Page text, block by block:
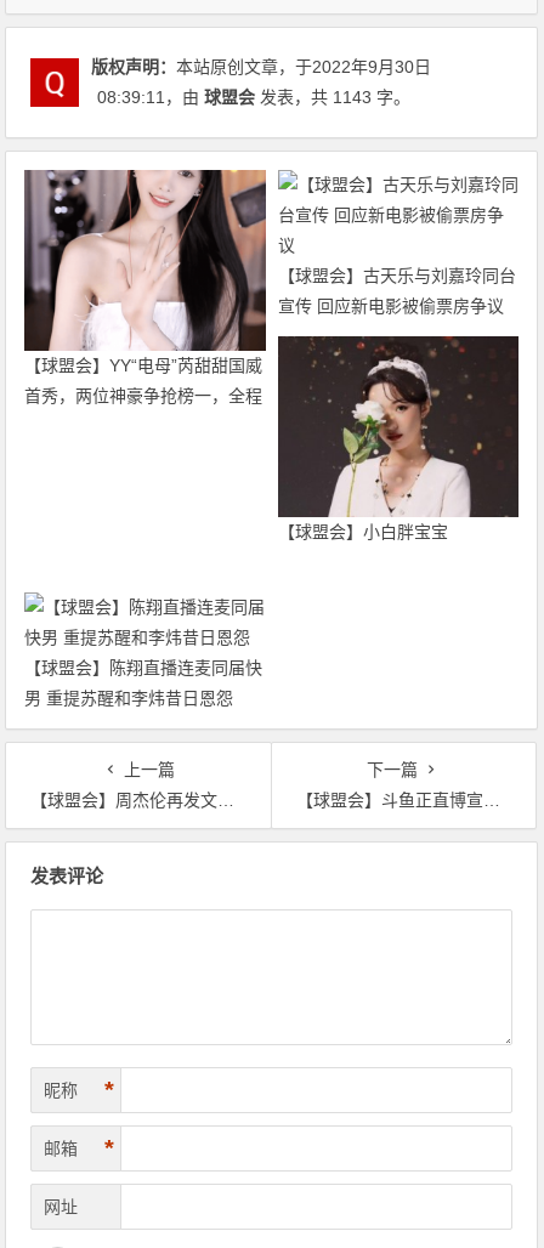
版权声明：本站原创文章，于2022年9月30日
08:39:11 ，由球盟会 发表，共 1143 字。
【球盟会】YY“电母”芮甜甜国威
首秀，两位神豪争抢榜一，全程
【球盟会】古天乐与刘嘉玲同台
宣传 回应新电影被偷票房争议
【球盟会】小白胖宝宝
【球盟会】陈翔直播连麦同届快
男 重提苏醒和李炜昔日恩怨
上一篇
【球盟会】周杰伦再发文宣告新歌将上线：就是明天了！
下一篇
【球盟会】斗鱼正直博宣布与502关系破裂这辈子不会再一起玩，斗鱼正直博宣布与502关系破裂！
发表评论
昵称 *
邮箱 *
网址